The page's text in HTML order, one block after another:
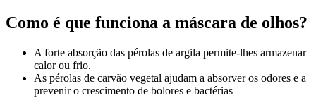
Como é que funciona a máscara de olhos?
A forte absorção das pérolas de argila permite-lhes armazenar
calor ou frio.
As pérolas de carvão vegetal ajudam a absorver os odores e a
prevenir o crescimento de bolores e bactérias